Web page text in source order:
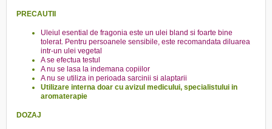
PRECAUTII
Uleiul esential de fragonia este un ulei bland si foarte bine
tolerat. Pentru persoanele sensibile, este recomandata diluarea
intr-un ulei vegetal
A se efectua testul
A nu se lasa la indemana copiilor
A nu se utiliza in perioada sarcinii si alaptarii
Utilizare interna doar cu avizul medicului, specialistului in
aromaterapie
DOZAJ